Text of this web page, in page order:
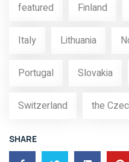
featured Finland
Italy Lithuania
Portugal Slovakia
Switzerland the
SHARE